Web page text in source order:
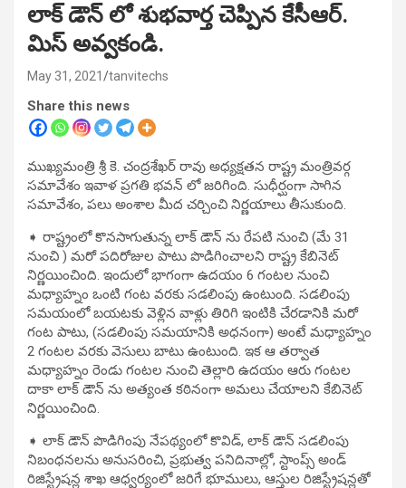
లాక్ డౌన్ లో శుభవార్త చెప్పిన కేసీఆర్.
మిస్ అవ్వకండి.
May 31, 2021 tanvitechs
Share this news
ముఖ్యమంత్రి శ్రీ కె. చంద్రశేఖర్ రావు అధ్యక్షతన రాష్ట్ర మంత్రివర్గ
సమావేశం ఇవాళ ప్రగతి భవన్ లో జరిగింది. సుధీర్ఘంగా సాగిన
సమావేశం, పలు అంశాల మీద చర్చించి నిర్ణయాలు తీసుకుంది.
➧ రాష్ట్రంలో కొనసాగుతున్న లాక్ డౌన్ ను రేపటి నుంచి (మే 31
నుంచి ) మరో పదిరోజుల పాటు పొడిగించాలని రాష్ట్ర కేబినెట్
నిర్ణయించింది. ఇందులో భాగంగా ఉదయం 6 గంటల నుంచి
మధ్యాహ్నం ఒంటి గంట వరకు సడలింపు ఉంటుంది. సడలింపు
సమయంలో బయటకు వెళ్లిన వాళ్లు తిరిగి ఇంటికి చేరడానికి మరో
గంట పాటు, (సడలింపు సమయానికి అధనంగా) అంటే మధ్యాహ్నం
2 గంటల వరకు వెసులు బాటు ఉంటుంది. ఇక ఆ తర్వాత
మధ్యాహ్నం రెండు గంటల నుంచి తెల్లారి ఉదయం ఆరు గంటల
దాకా లాక్ డౌన్ ను అత్యంత కఠినంగా అమలు చేయాలని కేబినెట్
నిర్ణయించింది.
➧ లాక్ డౌన్ పొడిగింపు నేపథ్యంలో కొవిడ్, లాక్ డౌన్ సడలింపు
నిబంధనలను అనుసరించి, ప్రభుత్వ పనిదినాల్లో, స్టాంప్స్ అండ్
రిజిస్ట్రేషన్ల శాఖ ఆధ్వర్యంలో జరిగే భూములు, ఆస్తుల రిజిస్ట్రేషన్లతో